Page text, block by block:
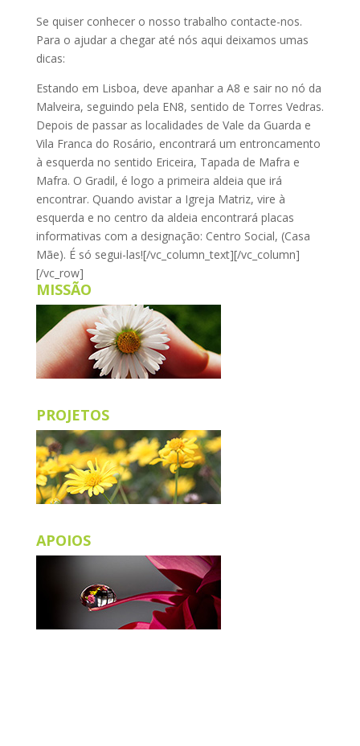
Se quiser conhecer o nosso trabalho contacte-nos.
Para o ajudar a chegar até nós aqui deixamos umas
dicas:
Estando em Lisboa, deve apanhar a A8 e sair no nó da
Malveira, seguindo pela EN8, sentido de Torres Vedras.
Depois de passar as localidades de Vale da Guarda e
Vila Franca do Rosário, encontrará um entroncamento
à esquerda no sentido Ericeira, Tapada de Mafra e
Mafra. O Gradil, é logo a primeira aldeia que irá
encontrar. Quando avistar a Igreja Matriz, vire à
esquerda e no centro da aldeia encontrará placas
informativas com a designação: Centro Social, (Casa
Mãe). É só segui-las![/vc_column_text][/vc_column]
[/vc_row]
MISSÃO
PROJETOS
APOIOS